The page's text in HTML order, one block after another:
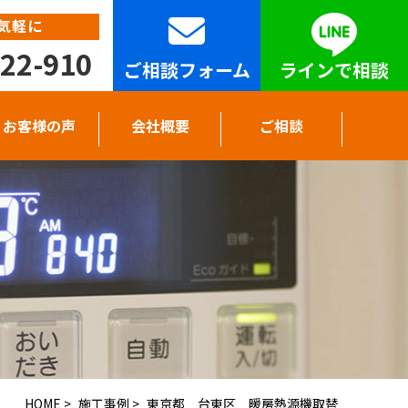
軽に
910 ご相談フォーム ラインで相談
お客様の声 会社概要 ご相談
HOME > 施工事例 > 東京都 台東区 暖房熱源機取替